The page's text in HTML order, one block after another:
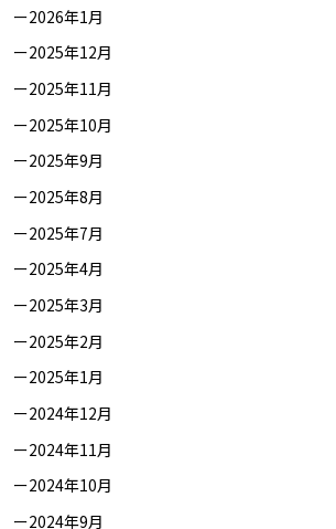
2026年1月
2025年12月
2025年11月
2025年10月
2025年9月
2025年8月
2025年7月
2025年4月
2025年3月
2025年2月
2025年1月
2024年12月
2024年11月
2024年10月
2024年9月